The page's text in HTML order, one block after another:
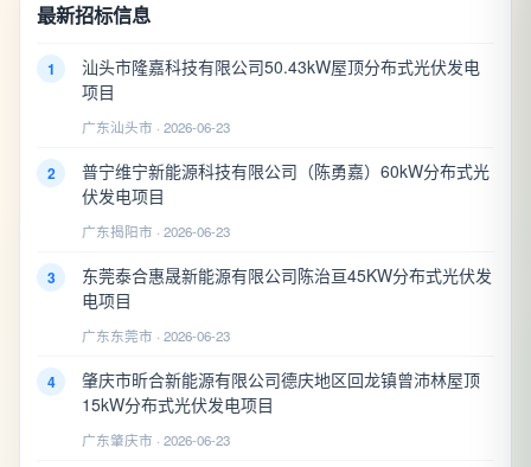
最新招标信息
1
汕头市隆嘉科技有限公司50.43kW屋顶分布式光伏发电
项目
广东汕头市 · 2026-06-23
2
普宁维宁新能源科技有限公司（陈勇嘉）60kW分布式光
伏发电项目
广东揭阳市 · 2026-06-23
3
东莞泰合惠晟新能源有限公司陈治亘45KW分布式光伏发
电项目
广东东莞市 · 2026-06-23
4
肇庆市昕合新能源有限公司德庆地区回龙镇曾沛林屋顶
15kW分布式光伏发电项目
广东肇庆市 · 2026-06-23